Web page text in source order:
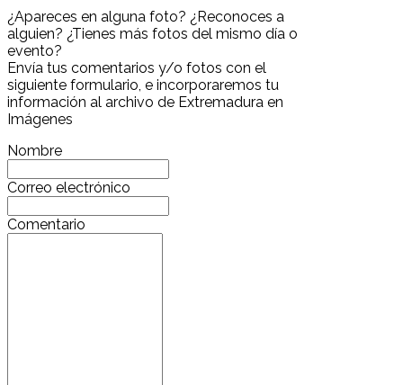
¿Apareces en alguna foto? ¿Reconoces a
alguien? ¿Tienes más fotos del mismo día o
evento?
Envía tus comentarios y/o fotos con el
siguiente formulario, e incorporaremos tu
información al archivo de Extremadura en
Imágenes
Nombre
Correo electrónico
Comentario